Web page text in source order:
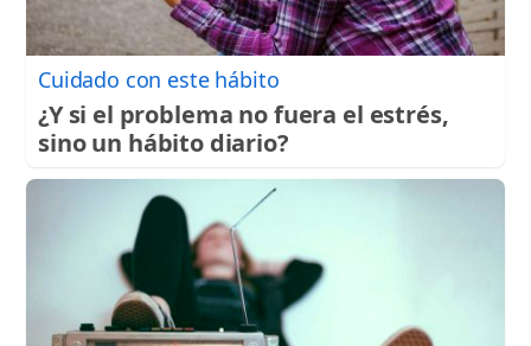
Cuidado con este hábito
¿Y si el problema no fuera el estrés,
sino un hábito diario?